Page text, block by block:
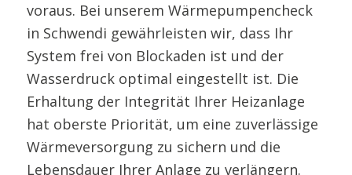
voraus. Bei unserem Wärmepumpencheck
in Schwendi gewährleisten wir, dass Ihr
System frei von Blockaden ist und der
Wasserdruck optimal eingestellt ist. Die
Erhaltung der Integrität Ihrer Heizanlage
hat oberste Priorität, um eine zuverlässige
Wärmeversorgung zu sichern und die
Lebensdauer Ihrer Anlage zu verlängern.